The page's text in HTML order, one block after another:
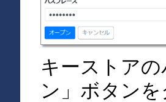
キーストア
ン」ボタン